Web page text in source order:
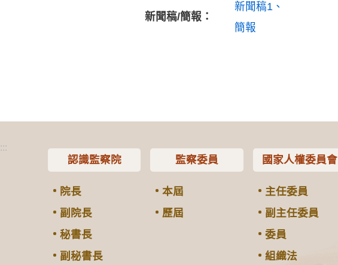
新聞稿/簡報：
新聞稿1
簡報
:::
認識監察院
院長
副院長
秘書長
副秘書長
監察委員
本屆
歷屆
國家人權委員會
主任委員
副主任委員
委員
組織法